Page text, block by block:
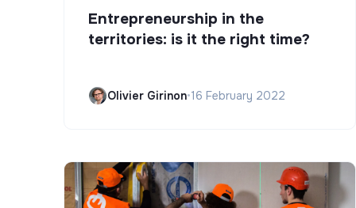
Entrepreneurship in the
territories: is it the right time?
Olivier Girinon•16 February 2022